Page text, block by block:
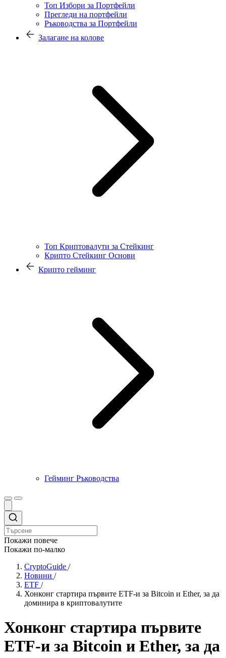
Топ Избори за Портфейли
Прегледи на портфейли
Ръководства за Портфейли
Залагане на колове
Топ Криптовалути за Стейкинг
Крипто Стейкинг Основи
Крипто гейминг
Гейминг Ръководства
Покажи повече
Покажи по-малко
CryptoGuide /
Новини /
ETF /
Хонконг стартира първите ETF-и за Bitcoin и Ether, за да
доминира в криптовалутите
Хонконг стартира първите
ETF-и за Bitcoin и Ether, за да